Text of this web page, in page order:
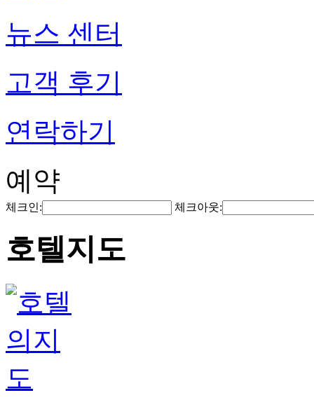
뉴스 센터
고객 후기
연락하기
예약
체크인: 체크아웃:
호텔지도